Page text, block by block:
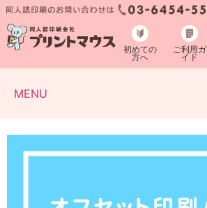
初めての
方へ
ご利用ガ
イド
MENU